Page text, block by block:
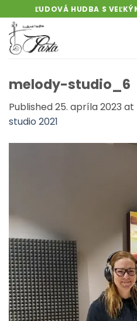
to
content
ĽUDOVÁ HUDBA S
melody-studio_6
Published25. apríla 2023 at
studio 2021